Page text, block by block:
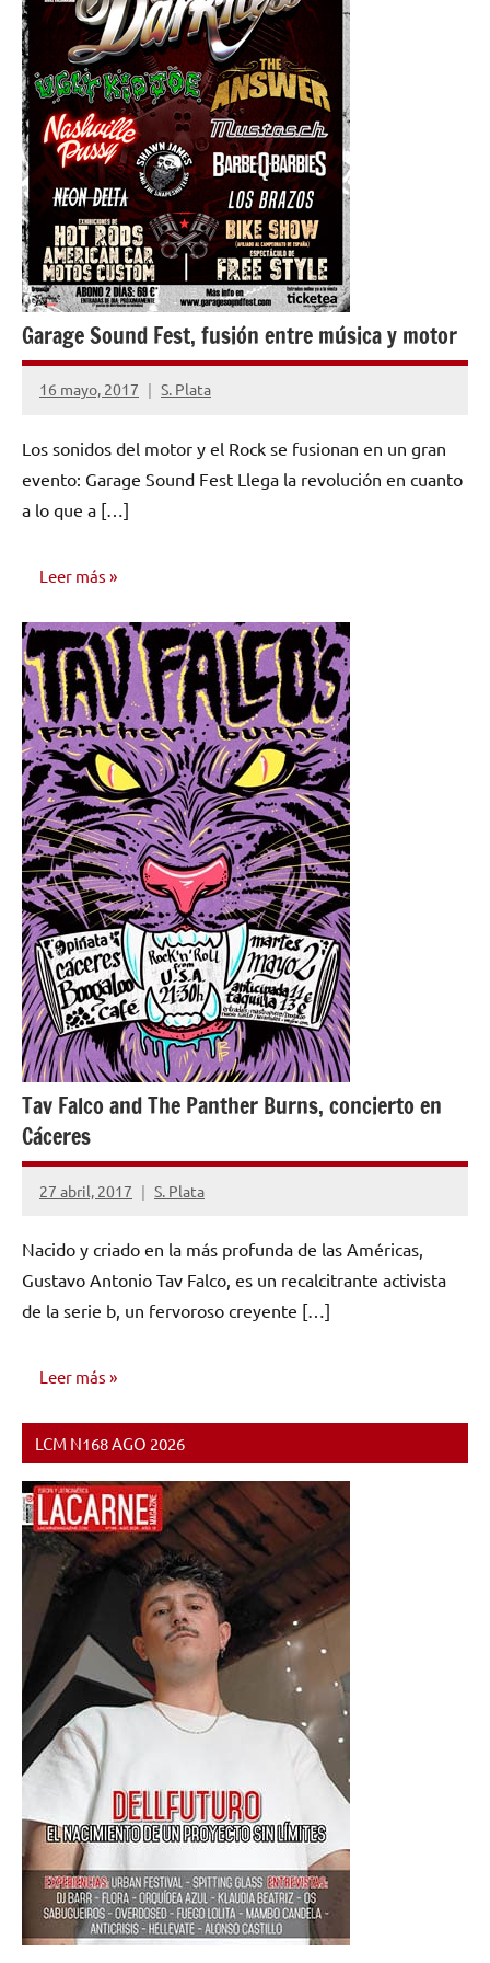
Garage Sound Fest, fusión entre música y motor
16 mayo, 2017 S. Plata
No
comentarios
Los sonidos del motor y el Rock se fusionan en un gran
evento: Garage Sound Fest Llega la revolución en cuanto
a lo que a […]
Leer más
NOTICIAS
Tav Falco and The Panther Burns, concierto en
Cáceres
27 abril, 2017 S. Plata
No
comentarios
Nacido y criado en la más profunda de las Américas,
Gustavo Antonio Tav Falco, es un recalcitrante activista
de la serie b, un fervoroso creyente […]
Leer más
NOTICIAS
LCM N168 AGO 2026